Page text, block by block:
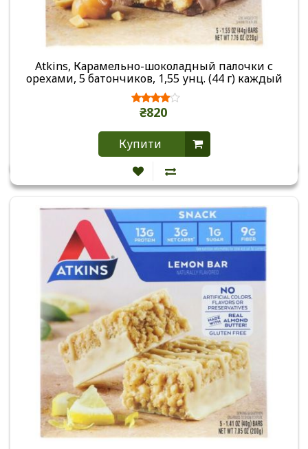
Atkins, Карамельно-шоколадный палочки с
орехами, 5 батончиков, 1,55 унц. (44 г) каждый
₴820
Купити